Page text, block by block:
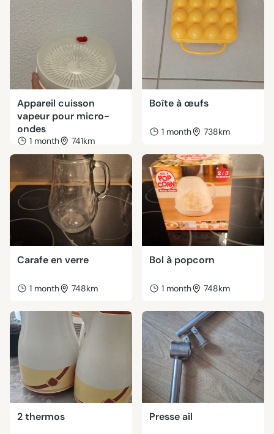
Appareil cuisson
vapeur pour micro-
ondes
1 month 741km
Boîte à œufs
1 month 738km
Carafe en verre
1 month 748km
Bol à popcorn
1 month 748km
2 thermos Presse ail